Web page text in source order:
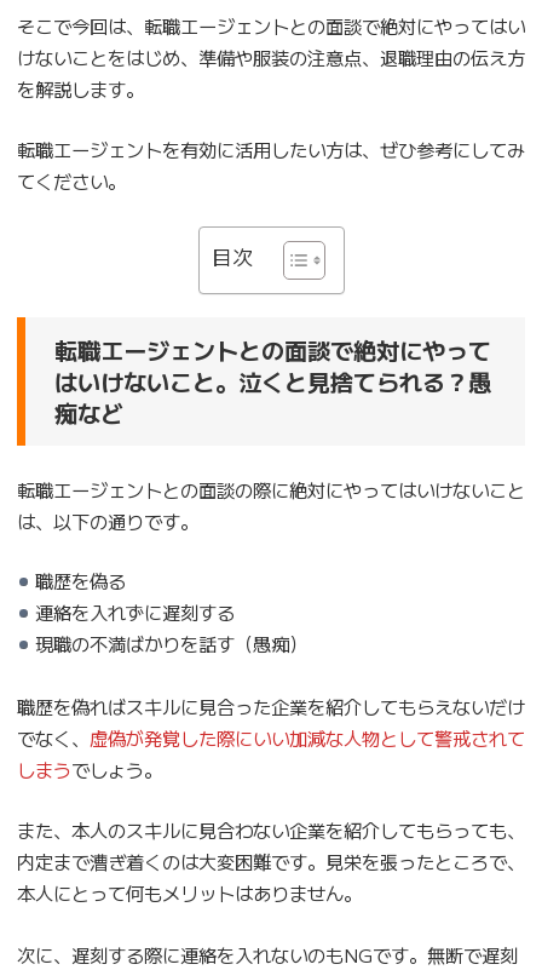
そこで今回は、転職エージェントとの面談で絶対にやってはい
けないことをはじめ、準備や服装の注意点、退職理由の伝え方
を解説します。
転職エージェントを有効に活用したい方は、ぜひ参考にしてみ
てください。
目次
転職エージェントとの面談で絶対にやって
はいけないこと。泣くと見捨てられる？愚
痴など
転職エージェントとの面談の際に絶対にやってはいけないこと
は、以下の通りです。
職歴を偽る
連絡を入れずに遅刻する
現職の不満ばかりを話す（愚痴）
職歴を偽ればスキルに見合った企業を紹介してもらえないだけ
でなく、 虚偽が発覚した際にいい加減な人物として警戒されて
しまうでしょう。
また、本人のスキルに見合わない企業を紹介してもらっても、
内定まで漕ぎ着くのは大変困難です。見栄を張ったところで、
本人にとって何もメリットはありません。
次に、遅刻する際に連絡を入れないのもNGです。無断で遅刻